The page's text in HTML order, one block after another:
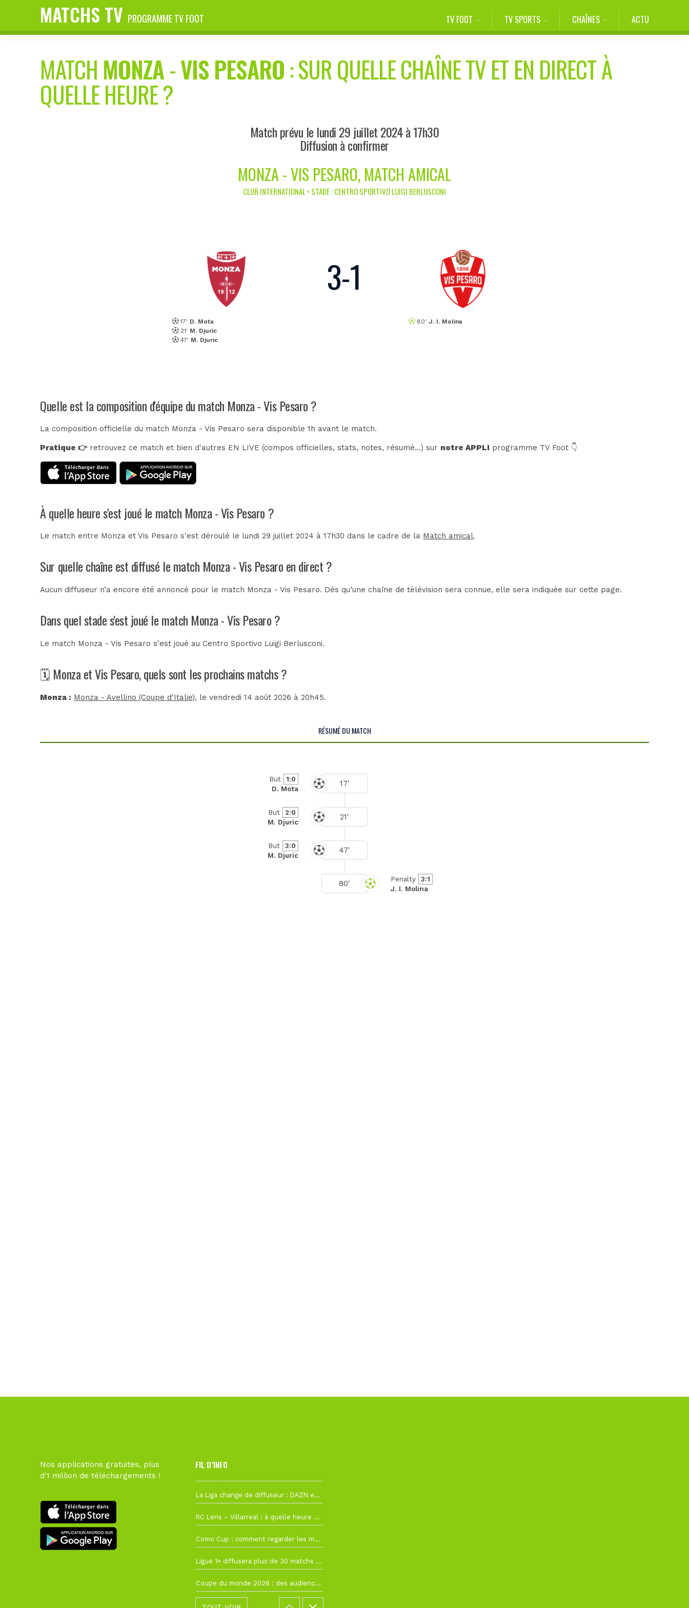
MATCHS TV PROGRAMME TV FOOT TV FOOT TV SPORTS CHAÎNES ACTU
MATCH MONZA-VIS PESARO: SUR QUELLE CHAÎNE TV ET EN DIRECT À
QUELLE HEURE ?
Match prévu le lundi 29 juillet 2024 à 17h30
Diffusion à confirmer
MONZA - VIS PESARO, MATCH AMICAL
CLUB INTERNATIONAL • STADE : CENTRO SPORTIVO LUIGI BERLUSCONI
17' D. Mota
21' M. Djuric
47' M. Djuric
3-1
80'J. I. Molina
Quelle est la composition d'équipe du match Monza - Vis Pesaro ?
La composition officielle du match Monza - Vis Pesaro sera disponible 1h avant le match.
Pratique 👉retrouvez ce match et bien d'autres EN LIVE (compos officielles, stats, notes, résumé...) sur notre APPLI programme TV Foot 👇
À quelle heure s'est joué le match Monza - Vis Pesaro ?
Le match entre Monza et Vis Pesaro s'est déroulé le lundi 29 juillet 2024 à 17h30 dans le cadre de la Match amical.
Sur quelle chaîne est diffusé le match Monza - Vis Pesaro en direct ?
Aucun diffuseur n’a encore été annoncé pour le match Monza - Vis Pesaro. Dès qu’une chaîne de télévision sera connue, elle sera indiquée sur cette page.
Dans quel stade s'est joué le match Monza - Vis Pesaro ?
Le match Monza - Vis Pesaro s'est joué auCentro Sportivo Luigi Berlusconi.
🗓️ Monza et Vis Pesaro, quels sont les prochains matchs ?
Monza : Monza - Avellino (Coupe d'Italie), le vendredi 14 août 2026 à 20h45.
RÉSUMÉ DU MATCH
17'
But
1:0
D. Mota
21'
But
2:0
M. Djuric
47'
But
3:0
M. Djuric
80' Penalty
3:1
J. I. Molina
Nos applications gratuites, plus
d'1 million de téléchargements !
FIL D’INFO
La Liga change de diffuseur : DAZN et Disney+ remplacent beIN Sports !
RC Lens – Villarreal : à quelle heure et sur quelle chaîne voir la finale de la Como Cup ?
Como Cup : comment regarder les matchs du RC Lens en direct ?
Ligue 1+ diffusera plus de 30 matchs amicaux avant la reprise de la Ligue 1
Coupe du monde 2026 : des audiences record, mais M6 devrait perdre très gros !